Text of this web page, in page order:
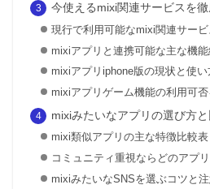
今使えるmixi関連サービスを徹
現行で利用可能なmixi関連サービ
mixiアプリと連携可能な主な機能
mixiアプリiphone版の現状と使い
mixiアプリゲーム機能の利用可
mixiみたいなアプリの選び方
mixi類似アプリの主な特徴比較表
コミュニティ重視ならどのアプ
mixiみたいなSNSを選ぶコツと